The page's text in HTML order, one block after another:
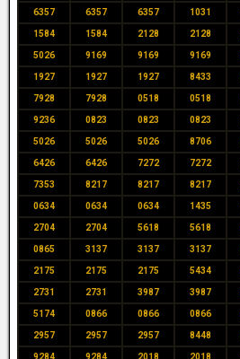
6357 6357 6357 1031
1584 1584 2128 2128
5026 9169 9169 9169
1927 1927 1927 8433
7928 7928 0518 0518
9236 0823 0823 0823
5026 5026 5026 8706
6426 6426 7272 7272
7353 8217 8217 8217
0634 0634 0634 1435
2704 2704 5618 5618
0865 3137 3137 3137
2175 2175 2175 5434
2731 2731 3987 3987
5174 0866 0866 0866
2957 2957 2957 8448
9284 9284 2018 2018